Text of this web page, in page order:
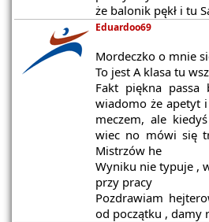
że balonik pękł i tu
Eduardoo69
Mordeczko o mnie
To jest A klasa tu
Fakt piękna passa
wiadomo że apetyt
meczem, ale
wiec no mówi się
Mistrzów he
Wyniku nie typuje ,
przy pracy
Pozdrawiam
od początku , damy